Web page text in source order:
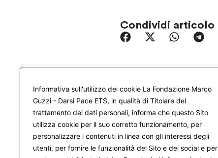
Informativa sull'utilizzo dei cookie La Fondazione Marco
Guzzi - Darsi Pace ETS, in qualità di Titolare del
trattamento dei dati personali, informa che questo Sito
utilizza cookie per il suo corretto funzionamento, per
personalizzare i contenuti in linea con gli interessi degli
utenti, per fornire le funzionalità del Sito e dei social e per
Condividi articolo